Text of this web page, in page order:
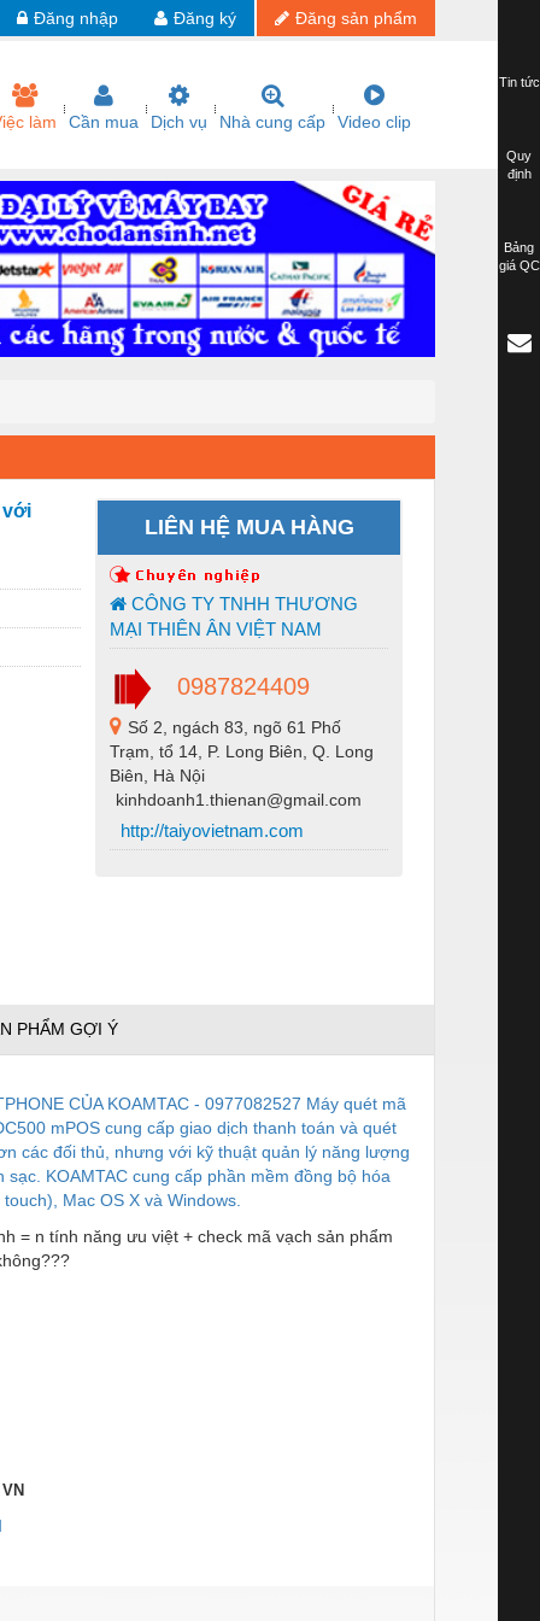
Đăng sản phẩm
Đăng ký
Đăng nhập
làm Cần mua Dịch vụ Nhà cung cấp Video clip
với
LIÊN HỆ MUA HÀNG
CÔNG TY TNHH THƯƠNG
MẠI THIÊN ÂN VIỆT NAM
0987824409
Số 2, ngách 83, ngõ 61 Phố
Trạm, tổ 14, P. Long Biên, Q. Long
Biên, Hà Nội
kinhdoanh1.thienan@gmail.com
http://taiyovietnam.com
PHẨM GỢI Ý
CỦA KOAMTAC - 0977082527 Máy quét mã
mPOS cung cấp giao dịch thanh toán và quét
các đối thủ, nhưng với kỹ thuật quản lý năng lượng
KOAMTAC cung cấp phần mềm đồng bộ hóa
Mac OS X và Windows.
= n tính năng ưu việt + check mã vạch sản phẩm
Tin tức
Quy
định
Bảng
giá QC